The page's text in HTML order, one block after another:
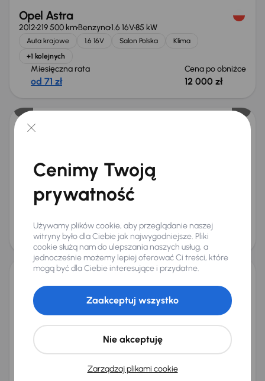
Opel Astra
2012219 500 kmBenzyna1.6 16V85 kW
Auta krajowe 1.6 16V Salon Polska
Klima
+1 kolejnych
Miesięczna rata
od 71 zł
Cena po obniżce
12 000 zł
Książka serwisowa Auta krajowe
+4 kolejnych
Miesięczna rata
od 226 zł
Cena
38 000 zł
Świeżo skupione
Opel Astra
2020 Benzyna1.2 Turbo96 kW
1.2 Turbo Navi Klimatronic
Tempomat
+2 kolejnych
Miesięczna rata
od 199 zł
Cena promocyjna
31 500 zł
Cenimy Twoją
prywatność
Używamy plików cookie, aby przeglądanie naszej
witryny było dla Ciebie jak najwygodniejsze. Pliki
cookie służą nam do ulepszania naszych usług, a
jednocześnie możemy lepiej oferować Ci treści, które
mogą być dla Ciebie interesujące i przydatne.
Zarządzaj plikami cookie
Nie akceptuję
Zaakceptuj wszystko